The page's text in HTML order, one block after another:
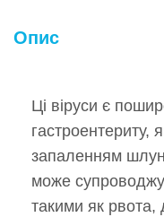
Опис
Ці віруси є
гастроентериту,
запаленням
може
такими як рвота,